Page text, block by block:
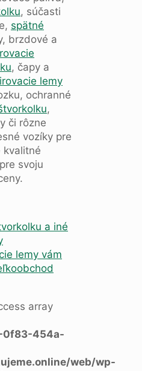
, súčasti
spätné
brzdové a
, čapy a
lemy
ochranné
,
či rôzne
vozíky pre
kvalitné
svoju
a iné
lemy vám
array
0f83-454a-
web/wp-